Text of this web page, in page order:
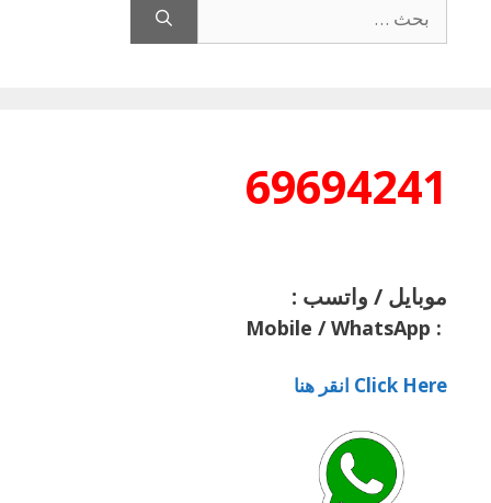
عن:
69694241
موبايل / واتسب :
:
Mobile / WhatsApp
Click Here انقر هنا